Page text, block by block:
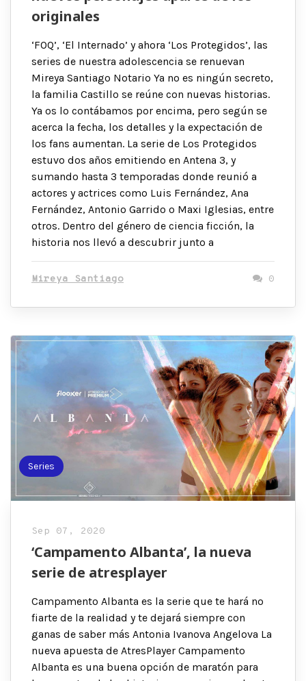
originales
‘FOQ’, ‘El Internado’ y ahora ‘Los Protegidos’, las
series de nuestra adolescencia se renuevan
Mireya Santiago Notario Ya no es ningún secreto,
la familia Castillo se reúne con nuevas historias.
Ya os lo contábamos por encima, pero según se
acerca la fecha, los detalles y la expectación de
los fans aumentan. La serie de Los Protegidos
estuvo dos años emitiendo en Antena 3, y
sumando hasta 3 temporadas donde reunió a
actores y actrices como Luis Fernández, Ana
Fernández, Antonio Garrido o Maxi Iglesias, entre
otros. Dentro del género de ciencia ficción, la
historia nos llevó a descubrir junto a
Mireya Santiago 0
Series
Sep 07, 2020
‘Campamento Albanta’, la nueva
serie de atresplayer
Campamento Albanta es la serie que te hará no
fiarte de la realidad y te dejará siempre con
ganas de saber más Antonia Ivanova Angelova La
nueva apuesta de AtresPlayer Campamento
Albanta es una buena opción de maratón para